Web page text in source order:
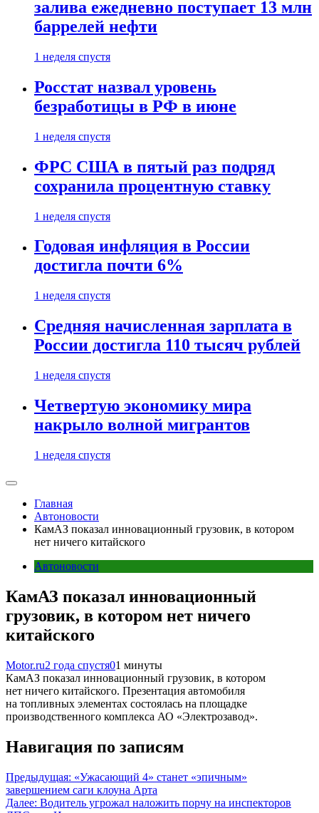
залива ежедневно поступает 13 млн
баррелей нефти
1 неделя спустя
Росстат назвал уровень
безработицы в РФ в июне
1 неделя спустя
ФРС США в пятый раз подряд
сохранила процентную ставку
1 неделя спустя
Годовая инфляция в России
достигла почти 6%
1 неделя спустя
Средняя начисленная зарплата в
России достигла 110 тысяч рублей
1 неделя спустя
Четвертую экономику мира
накрыло волной мигрантов
1 неделя спустя
Главная
Автоновости
КамАЗ показал инновационный грузовик, в котором
нет ничего китайского
Автоновости
КамАЗ показал инновационный
грузовик, в котором нет ничего
китайского
Motor.ru2 года спустя01 минуты
КамАЗ показал инновационный грузовик, в котором
нет ничего китайского. Презентация автомобиля
на топливных элементах состоялась на площадке
производственного комплекса АО «Электрозавод».
Навигация по записям
Предыдущая: «Ужасающий 4» станет «эпичным»
завершением саги клоуна Арта
Далее: Водитель угрожал наложить порчу на инспекторов